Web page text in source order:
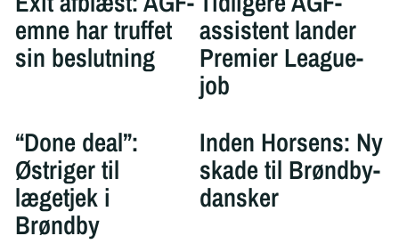
emne har truffet
sin beslutning
assistent lander
Premier League-
job
“Done deal”:
Østriger til
lægetjek i
Brøndby
Inden Horsens: Ny
skade til Brøndby-
dansker